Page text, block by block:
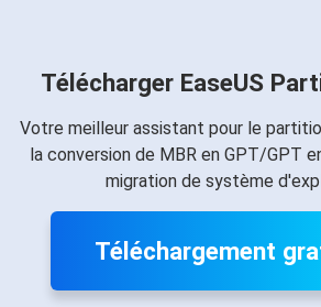
Télécharger EaseUS
Votre meilleur assistant pour le
la conversion de MBR en GPT/GPT
migration de système
Téléchargement